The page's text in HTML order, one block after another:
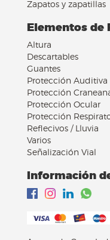
Zapatos y zapatillas
Elementos de
Altura
Descartables
Guantes
Protección Auditiva
Protección
Protección Ocular
Protección
Reflecivos / Lluvia
Varios
Señalización Vial
Información